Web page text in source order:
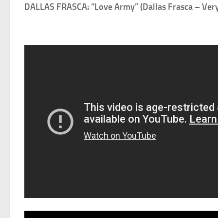
DALLAS FRASCA: “Love Army”(Dallas Frasca –